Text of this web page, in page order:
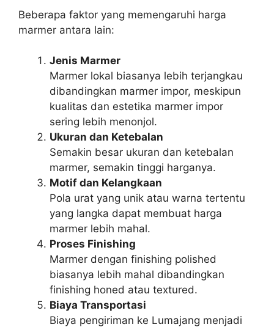
Beberapa faktor yang memengaruhi harga
marmer antara lain:
Jenis Marmer
Marmer lokal biasanya lebih terjangkau
dibandingkan marmer impor, meskipun
kualitas dan estetika marmer impor
sering lebih menonjol.
Ukuran dan Ketebalan
Semakin besar ukuran dan ketebalan
marmer, semakin tinggi harganya.
Motif dan Kelangkaan
Pola urat yang unik atau warna tertentu
yang langka dapat membuat harga
marmer lebih mahal.
Proses Finishing
Marmer dengan finishing polished
biasanya lebih mahal dibandingkan
finishing honed atau textured.
Biaya Transportasi
Biaya pengiriman ke Lumajang menjadi